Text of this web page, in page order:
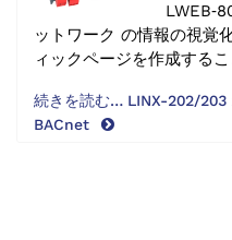
ットワーク の情報の視覚
ィックページを作成するこ
続きを読む… LINX-202/203
BACnet